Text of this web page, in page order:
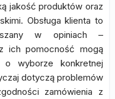
jakość produktów oraz
Obsługa klienta to
w opiniach –
ich pomocność mogą
o wyborze konkretnej
dotyczą problemów
zamówienia z